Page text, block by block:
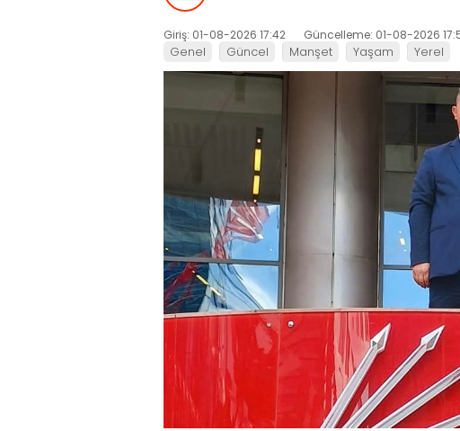
Giriş: 01-08-2026 17:42 Güncelleme: 01-08-2026
Genel Güncel Manşet Yaşam Yerel